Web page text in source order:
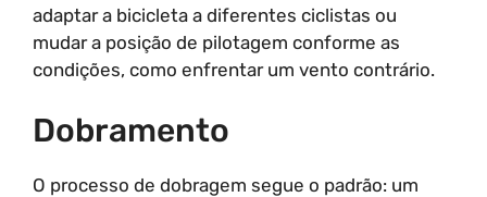
adaptar a bicicleta a diferentes ciclistas ou
mudar a posição de pilotagem conforme as
condições, como enfrentar um vento contrário.
Dobramento
O processo de dobragem segue o padrão: um